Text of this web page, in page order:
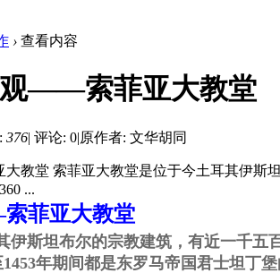
› 查看内容
观——索菲亚大教堂
376| 评论: 0|原作者: 文华胡同
教堂 索菲亚大教堂是位于今土耳其伊斯
...
菲亚大教堂
伊斯坦布尔的宗教建筑，有近一千
年期间都是东罗马帝国君士坦丁